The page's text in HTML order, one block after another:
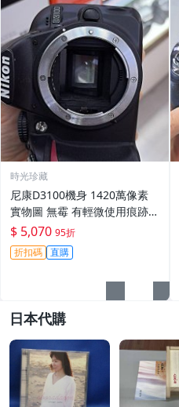
時光珍藏
尼康D3100機身 1420萬像素
實物圖 無霉 有輕微使用痕跡
機身原裝 無拆修無翻新 臨-34
3
$ 5,070 95折
折扣碼 直購
日本代購